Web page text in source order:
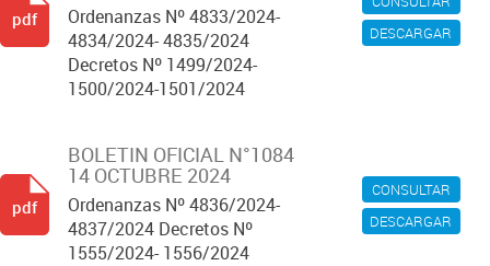
DESCARGAR
Ordenanzas Nº 4833/2024-
4834/2024- 4835/2024
Decretos Nº 1499/2024-
1500/2024-1501/2024
pdf
CONSULTAR
DESCARGAR
BOLETIN OFICIAL N°1084
14 OCTUBRE 2024
Ordenanzas Nº 4836/2024-
4837/2024 Decretos Nº
1555/2024- 1556/2024
pdf